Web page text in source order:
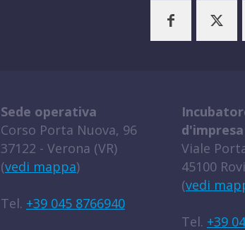
Sede operativa
Corso Porta Nuova, 96
37122 - Verona (VR)
(vedi mappa)
Tel. +39 045 8766940
d'impresa
Viale
45100
(vedi
Tel. +39